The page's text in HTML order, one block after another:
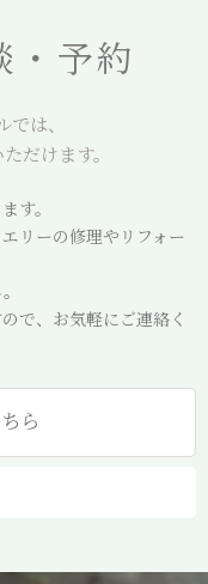
・予約
は、
だけます。
す。
リーの修理やリフォー
で、お気軽にご連絡く
ら